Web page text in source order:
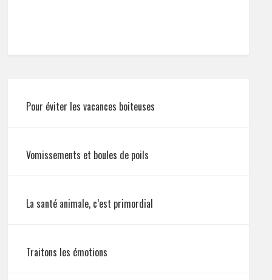
Pour éviter les vacances boiteuses
Vomissements et boules de poils
La santé animale, c’est primordial
Traitons les émotions